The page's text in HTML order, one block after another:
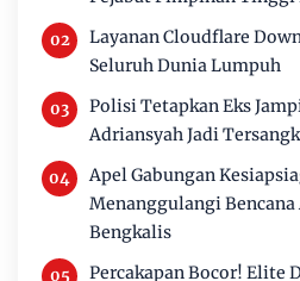
Layanan Cloudflare
Seluruh Dunia Lumpuh
Polisi Tetapkan Eks
Adriansyah Jadi
Apel Gabungan
Menanggulangi
Bengkalis
Percakapan Bocor! Elite